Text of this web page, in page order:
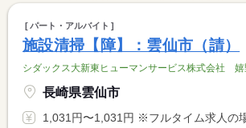
パート・アルバイト
施設清掃【障】：雲仙市（請）
シダックス大新東ヒューマンサービス株式会社 嬉
長崎県雲仙市
1,031円〜1,031円 ※フルタイム求人の場合は月額（換算額）、パート求人の場